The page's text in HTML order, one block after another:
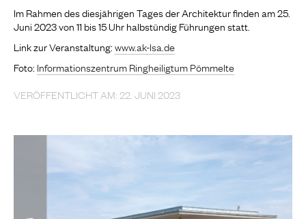
Im Rahmen des diesjährigen Tages der Architektur finden am 25.
Juni 2023 von 11 bis 15 Uhr halbstündig Führungen statt.
Link zur Veranstaltung:www.ak-lsa.de
Foto: Informationszentrum Ringheiligtum Pömmelte
VERÖFFENTLICHT AM: 22. JUNI 2023